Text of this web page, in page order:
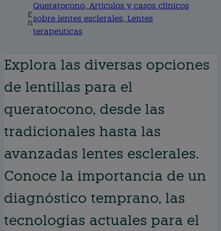
E
n
Queratocono, Artículos y casos clínicos
sobre lentes esclerales, Lentes
terapeuticas
Explora las diversas opciones
de lentillas para el
queratocono, desde las
tradicionales hasta las
avanzadas lentes esclerales.
Conoce la importancia de un
diagnóstico temprano, las
tecnologías actuales para el